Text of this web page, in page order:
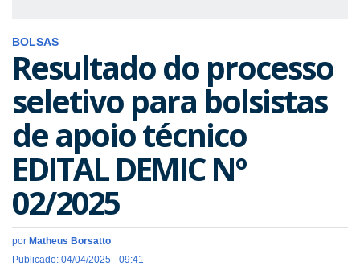
BOLSAS
Resultado do processo
seletivo para bolsistas
de apoio técnico
EDITAL DEMIC Nº
02/2025
por Matheus Borsatto
Publicado: 04/04/2025 - 09:41